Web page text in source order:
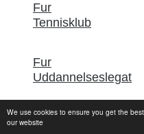
We use cookies to ensure you get the
our website
Fur
Tennisklub
Fur
Uddannelseslegat
Fur